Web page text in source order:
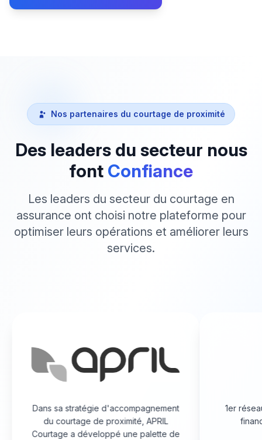
Nos partenaires du courtage de proximité
Des leaders du secteur nous
font Confiance
Les leaders du secteur du courtage en
assurance ont choisi notre plateforme pour
optimiser leurs opérations et améliorer leurs
services.
Dans sa stratégie d'accompagnement
du courtage de proximité, APRIL
Courtage a développé une palette de
1er